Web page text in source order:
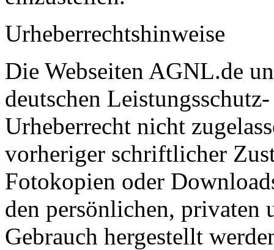
Urheberrechtshinweise
Die Webseiten AGNL.de
deutschen
Urheberrecht nicht
vorheriger schriftlicher
Fotokopien oder
den persönlichen,
Gebrauch hergestellt